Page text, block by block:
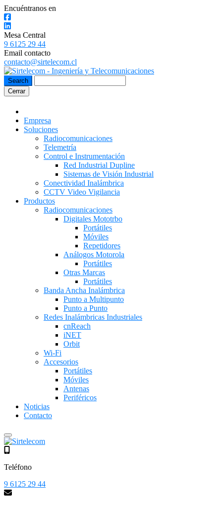
Encuéntranos en
Mesa Central
9 6125 29 44
Email contacto
contacto@sirtelecom.cl
Cerrar
Empresa
Soluciones
Radiocomunicaciones
Telemetría
Control e Instrumentación
Red Industrial Dupline
Sistemas de Visión Industrial
Conectividad Inalámbrica
CCTV Video Vigilancia
Productos
Radiocomunicaciones
Digitales Mototrbo
Portátiles
Móviles
Repetidores
Análogos Motorola
Portátiles
Otras Marcas
Portátiles
Banda Ancha Inalámbrica
Punto a Multipunto
Punto a Punto
Redes Inalámbricas Industriales
cnReach
iNET
Orbit
Wi-Fi
Accesorios
Portátiles
Móviles
Antenas
Periféricos
Noticias
Contacto
Teléfono
9 6125 29 44